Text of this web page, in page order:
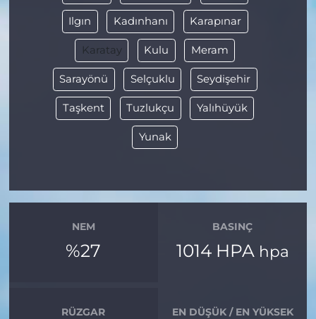
Ilgın Kadınhanı Karapınar
Karatay Kulu Meram
Sarayönü Selçuklu Seydişehir
Taşkent Tuzlukçu Yalıhüyük
Yunak
NEM
%27
BASINÇ
1014 HPA hpa
RÜZGAR EN DÜŞÜK / EN YÜKSEK